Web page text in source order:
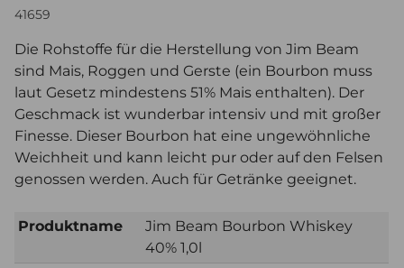
41659
Die Rohstoffe für die Herstellung von Jim Beam
sind Mais, Roggen und Gerste (ein Bourbon muss
laut Gesetz mindestens 51% Mais enthalten). Der
Geschmack ist wunderbar intensiv und mit großer
Finesse. Dieser Bourbon hat eine ungewöhnliche
Weichheit und kann leicht pur oder auf den Felsen
genossen werden. Auch für Getränke geeignet.
Produktname
Jim Beam Bourbon Whiskey
40% 1,0l